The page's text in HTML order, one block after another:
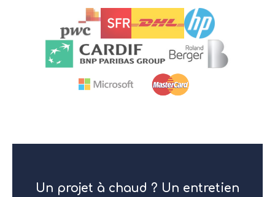
Un projet à chaud ? Un entretien